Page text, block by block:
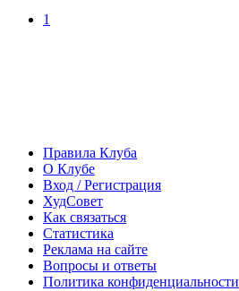
1
Правила Клуба
О Клубе
Вход / Регистрация
ХудСовет
Как связаться
Статистика
Реклама на сайте
Вопросы и ответы
Политика конфиденциальности